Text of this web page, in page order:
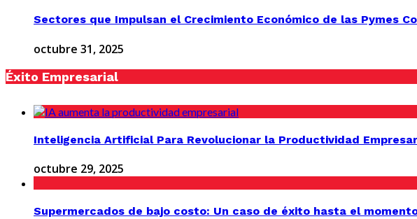
Sectores que Impulsan el Crecimiento Económico de las Pymes
octubre 31, 2025
Éxito Empresarial
Inteligencia Artificial Para Revolucionar la Productividad
octubre 29, 2025
Supermercados de bajo costo: Un caso de éxito hasta el